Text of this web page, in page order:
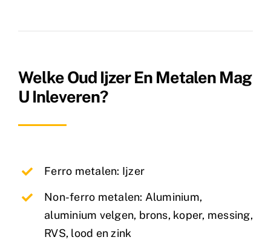
Welke Oud Ijzer En Metalen Mag
U Inleveren?
Ferro metalen: Ijzer
Non-ferro metalen: Aluminium,
aluminium velgen, brons, koper, messing,
RVS, lood en zink